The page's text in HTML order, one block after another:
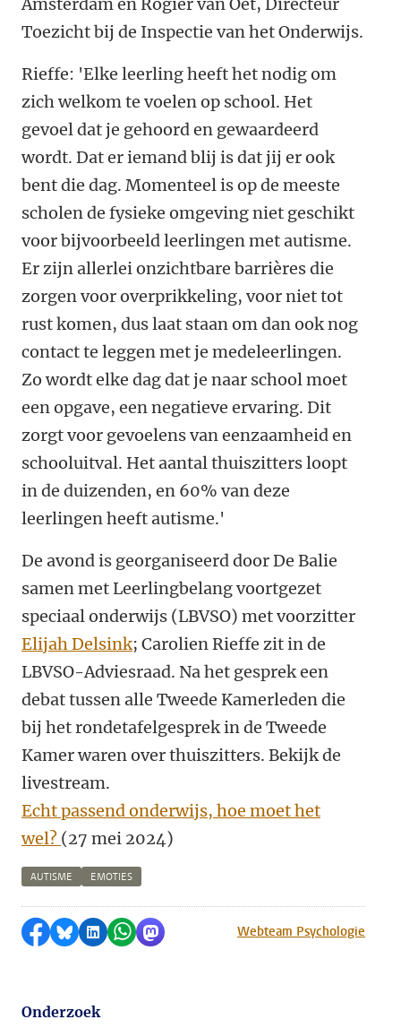
Toezicht bij de Inspectie van het Onderwijs.
Rieffe: 'Elke leerling heeft het nodig om
zich welkom te voelen op school. Het
gevoel dat je gehoord en gewaardeerd
wordt. Dat er iemand blij is dat jij er ook
bent die dag. Momenteel is op de meeste
scholen de fysieke omgeving niet geschikt
voor bijvoorbeeld leerlingen met autisme.
Er zijn allerlei onzichtbare barrières die
zorgen voor overprikkeling, voor niet tot
rust komen, dus laat staan om dan ook nog
contact te leggen met je medeleerlingen.
Zo wordt elke dag dat je naar school moet
een opgave, een negatieve ervaring. Dit
zorgt voor gevoelens van eenzaamheid en
schooluitval. Het aantal thuiszitters loopt
in de duizenden, en 60% van deze
leerlingen heeft autisme.'
De avond is georganiseerd door De Balie
samen met Leerlingbelang voortgezet
speciaal onderwijs (LBVSO) metvoorzitter
Elijah Delsink; Carolien Rieffe zit in de
LBVSO-Adviesraad. Na het gesprek een
debat tussen alle Tweede Kamerleden die
bij het rondetafelgesprek in de Tweede
Kamer waren over thuiszitters. Bekijk de
livestream.
Echt passend onderwijs, hoe moet het
wel? (27 mei 2024)
AUTISME EMOTIES
Delen op Facebook
Delen via Bluesky
Delen op LinkedIn
Delen via WhatsApp
Delen via MastodonWebteam Psychologie
Onderzoek